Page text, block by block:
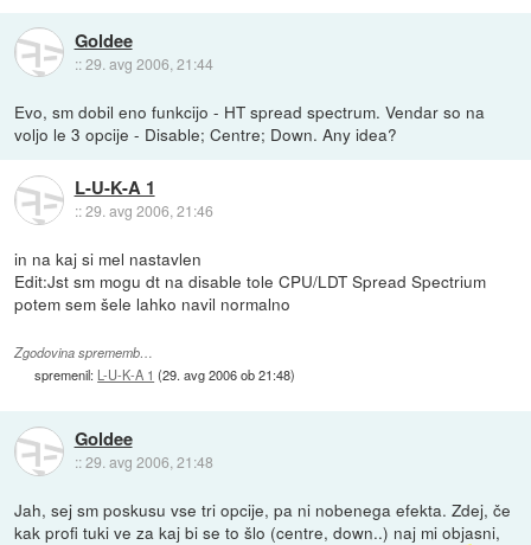
Goldee
::29. avg 2006, 21:44
Evo, sm dobil eno funkcijo - HT spread spectrum. Vendar so na
voljo le 3 opcije - Disable; Centre; Down. Any idea?
L-U-K-A 1
::29. avg 2006, 21:46
in na kaj si mel nastavlen
Edit:Jst sm mogu dt na disable tole CPU/LDT Spread Spectrium
potem sem šele lahko navil normalno
Zgodovina sprememb…
spremenil: L-U-K-A 1 (29. avg 2006 ob 21:48)
Goldee
::29. avg 2006, 21:48
Jah, sej sm poskusu vse tri opcije, pa ni nobenega efekta. Zdej, če
kak profi tuki ve za kaj bi se to šlo (centre, down..) naj mi objasni,